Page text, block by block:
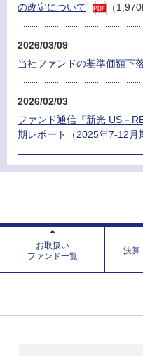
の改定について
（
2026/03/09
当社ファンドの基準価額下
2026/02/03
ファンド通信『新光 US－
期レポート（2025年7-12月
お取扱い
ファンド一覧
決算